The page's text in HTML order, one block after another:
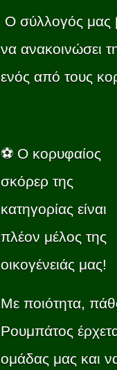
Ο σύλλογός μας
να ανακοινώσει
ενός από τους
⚽ Ο κορυφαίος
σκόρερ της
κατηγορίας είναι
πλέον μέλος της
οικογένειάς μας!
Με ποιότητα,
Ρουμπάτος
ομάδας μας και